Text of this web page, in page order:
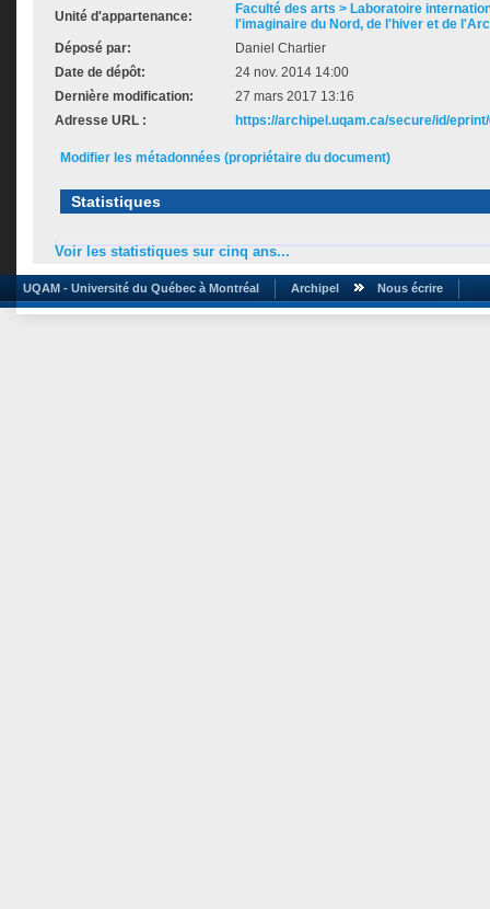
Unité d'appartenance:
Faculté des arts > Laboratoire
l'imaginaire du Nord, de l'hiver et de
Déposé par:
Daniel Chartier
Date de dépôt:
24 nov. 2014 14:00
Dernière modification:
27 mars 2017 13:16
Adresse URL :
https://archipel.uqam.ca/secure/id/
Modifier les métadonnées (propriétaire du document)
Statistiques
Voir les statistiques sur cinq ans...
UQAM - Université du Québec à Montréal Archipel Nous écrire